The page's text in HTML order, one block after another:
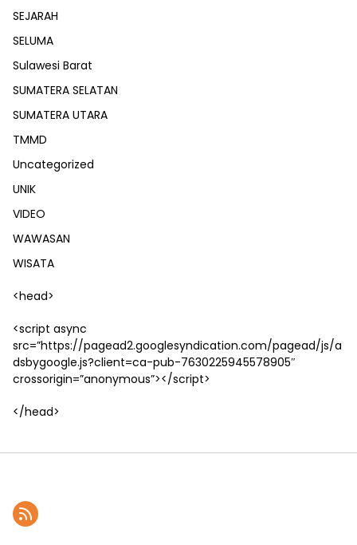
SEJARAH
SELUMA
Sulawesi Barat
SUMATERA SELATAN
SUMATERA UTARA
TMMD
Uncategorized
UNIK
VIDEO
WAWASAN
WISATA
<head>
<script async
src=”https://pagead2.googlesyndication.com/pagead/js/a
dsbygoogle.js?client=ca-pub-7630225945578905″
crossorigin=”anonymous”></script>
</head>